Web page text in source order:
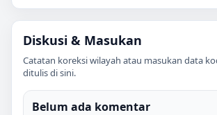
Diskusi & Masukan
Catatan koreksi wilayah atau masukan data
ditulis di sini.
Belum ada komentar